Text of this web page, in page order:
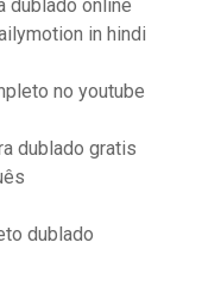
dublado online
in hindi
no youtube
dublado gratis
dublado